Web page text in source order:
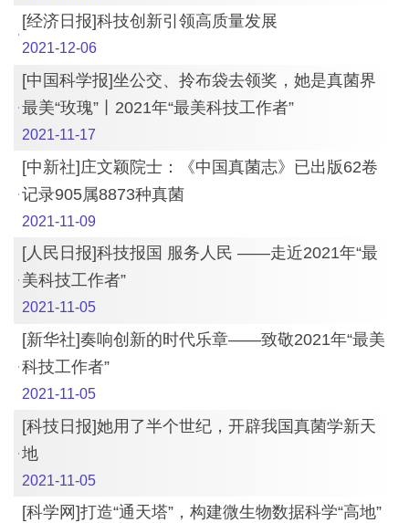
[经济日报]科技创新引领高质量发展
2021-12-06
[中国科学报]坐公交、拎布袋去领奖，她是真菌界
最美“玫瑰”丨2021年“最美科技工作者”
2021-11-17
[中新社]庄文颖院士：《中国真菌志》已出版62卷
记录905属8873种真菌
2021-11-09
[人民日报]科技报国 服务人民 ——走近2021年“最
美科技工作者”
2021-11-05
[新华社]奏响创新的时代乐章——致敬2021年“最美
科技工作者”
2021-11-05
[科技日报]她用了半个世纪，开辟我国真菌学新天
地
2021-11-05
[科学网]打造“通天塔”，构建微生物数据科学“高地”